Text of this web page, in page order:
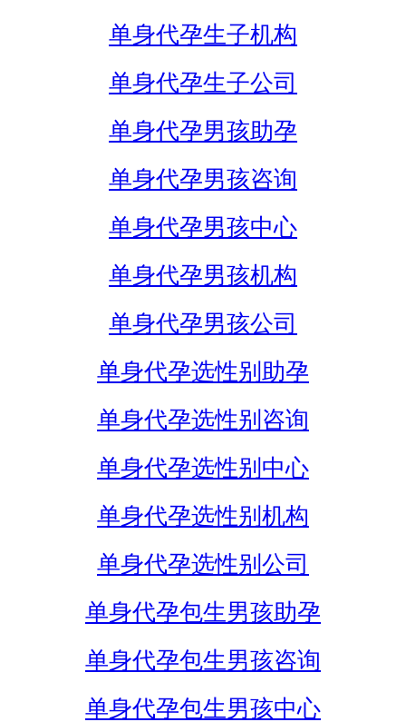
单身代孕生子机构
单身代孕生子公司
单身代孕男孩助孕
单身代孕男孩咨询
单身代孕男孩中心
单身代孕男孩机构
单身代孕男孩公司
单身代孕选性别助孕
单身代孕选性别咨询
单身代孕选性别中心
单身代孕选性别机构
单身代孕选性别公司
单身代孕包生男孩助孕
单身代孕包生男孩咨询
单身代孕包生男孩中心